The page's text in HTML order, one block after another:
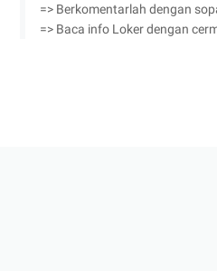
=> Berkomentarlah dengan
=> Baca info Loker dengan